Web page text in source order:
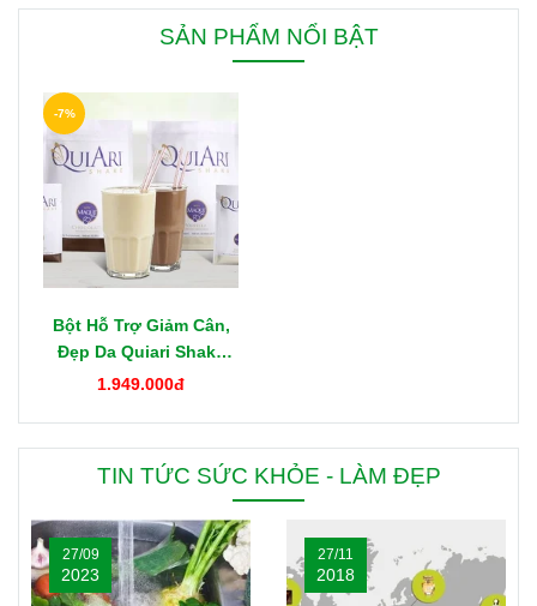
SẢN PHẨM NỔI BẬT
Bột Hỗ Trợ Giảm Cân,
Đẹp Da Quiari Shake
1000g Mỹ
1.949.000đ
-7%
TIN TỨC SỨC KHỎE - LÀM ĐẸP
27/09
2023
27/11
2018